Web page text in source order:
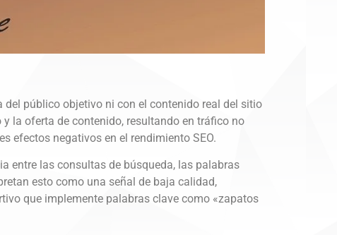
público objetivo ni con el contenido real del sitio
la oferta de contenido, resultando en tráfico no
efectos negativos en el rendimiento SEO.
entre las consultas de búsqueda, las palabras
esto como una señal de baja calidad,
que implemente palabras clave como «zapatos